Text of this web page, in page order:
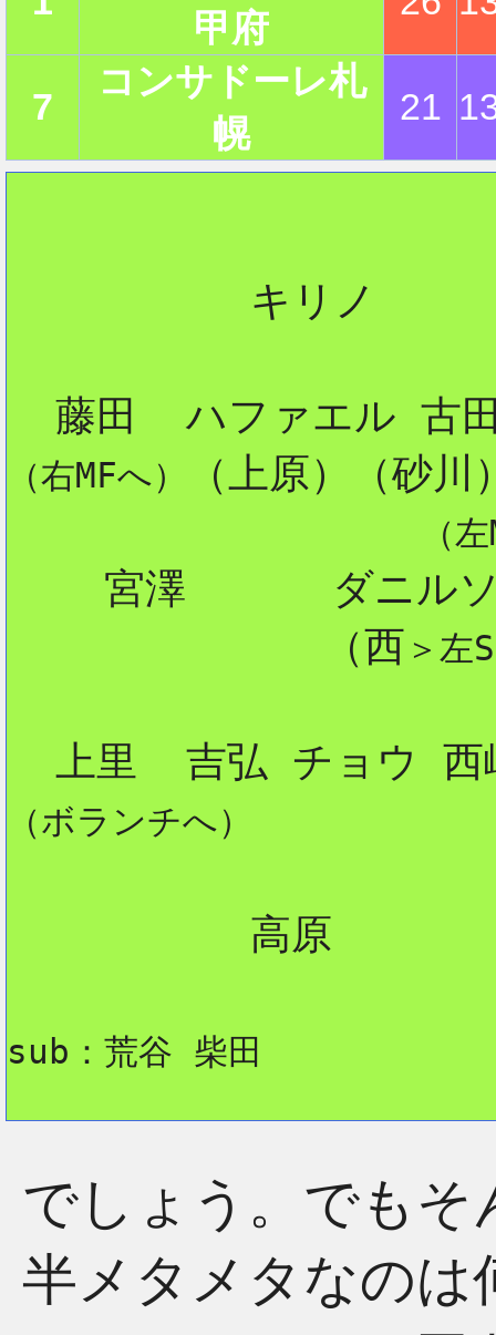
甲府
7
コンサドーレ札
幌
21
          キリノ
（右MFへ） （上原）（砂川
（
宮澤      ダニル
             （西
＞左
（ボランチへ）
          高原
sub：荒谷 柴田
でしょう。でもそ
半メタメタなのは